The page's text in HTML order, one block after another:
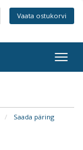
Vaata ostukorvi
Saada päring